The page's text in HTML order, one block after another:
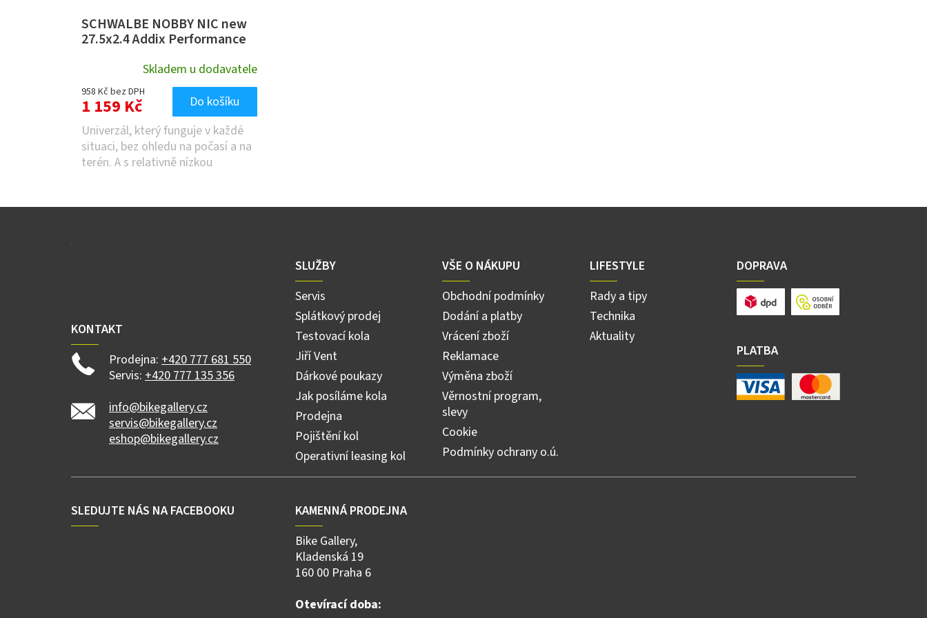
SCHWALBE NOBBY NIC new
27.5x2.4 Addix Performance
Skladem u dodavatele
958 Kč bez DPH
1 159 Kč
Do košíku
Univerzál, který funguje v každé
situaci, bez ohledu na počasí a na
terén. A s relativně nízkou
Z
KONTAKT
Prodejna: +420 777 681 550
Servis: +420 777 135 356
info@bikegallery.cz
servis@bikegallery.cz
eshop@bikegallery.cz
SLUŽBY
Servis
Splátkový prodej
Testovací kola
Jiří Vent
Dárkové poukazy
Jak posíláme kola
Prodejna
Pojištění kol
Operativní leasing kol
VŠE O NÁKUPU
Obchodní podmínky
Dodání a platby
Vrácení zboží
Reklamace
Výměna zboží
Věrnostní program,
slevy
Cookie
Podmínky ochrany o.ú.
LIFESTYLE
Rady a tipy
Technika
Aktuality
DOPRAVA
PLATBA
SLEDUJTE NÁS NA FACEBOOKU
KAMENNÁ PRODEJNA
Bike Gallery,
Kladenská 19
160 00 Praha 6
Otevírací doba: